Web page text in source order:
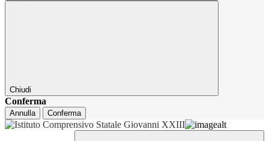
Chiudi
Conferma
Annulla Conferma